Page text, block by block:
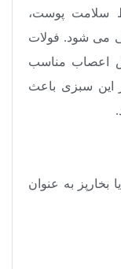
سلامت پوست،
می شود. فولات
اعصاب مناسب
این سبزی باعث
.
به عنوان